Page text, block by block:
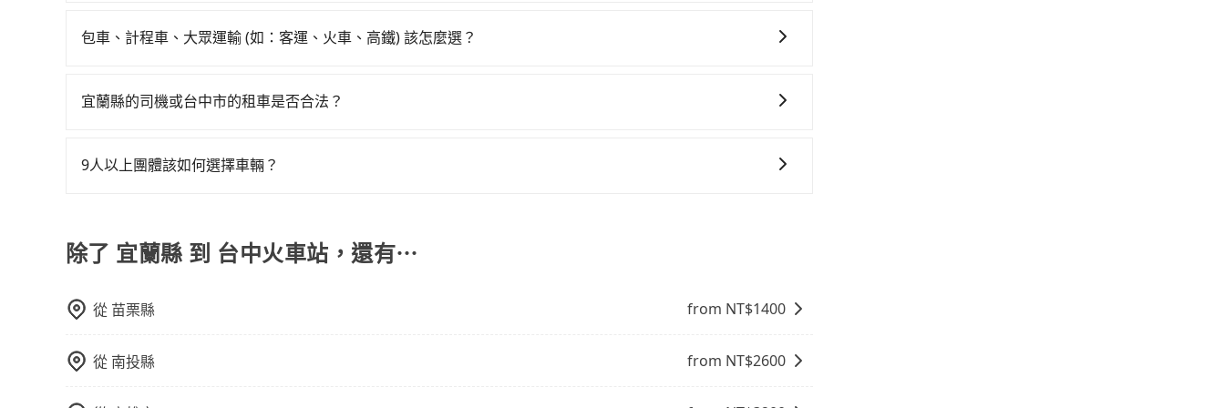
點仍有段距離，在遇到下雨天或者載行李時，就顯得非常不便。
費用比計程車低，且能讓您更能輕鬆掌握交通開支。
包車、計程車、大眾運輸 (如：客運、火車、高鐵) 該怎麼選？
程車最貴，而大眾運輸通常較便宜。 行程：需多點停留的行程建議可選可客製化行程的包車，如果時間比較寬鬆
可選用大眾運輸。 便利性：需要便利性和方便性可選包車和計程車，喜歡探險和體驗當地文化則可搭乘大眾運
宜蘭縣的司機或台中市的租車是否合法？
警察臨檢並趕下車，出意外後保險公司更是不會提供任何理賠，如果又遇到心術不正的司機，其犯罪行為可能都
9人以上團體該如何選擇車輛？
型巴士或大型遊覽車。非法改裝的車輛，不僅與車輛行照不符，連司機的駕照都會不符。在路上被警察盤查請下
車終止行程事小，如果發生意外，保險公司可不予賠償就事大了。千萬別為了省小錢而把朋友親人的安全給賭
比較方便。但也有例外，比方說有些山區或路段是禁止大客車通行的，建議在預定時最好先與車行或平台確認。
除了 宜蘭縣 到 台中火車站，還有⋯
從 苗栗縣 from NT$1400
從 南投縣 from NT$2600